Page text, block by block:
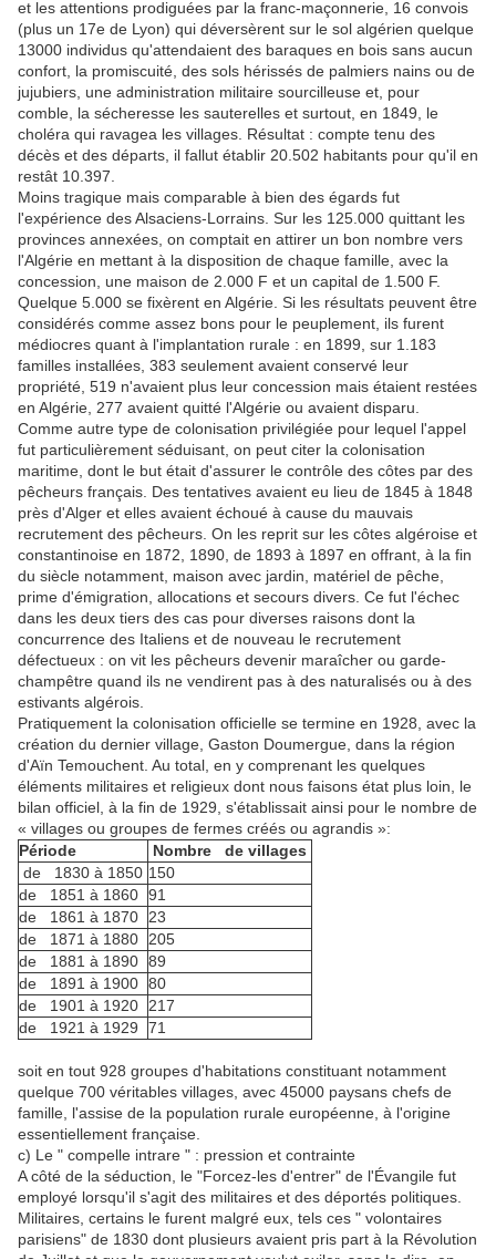
et les attentions prodiguées par la franc-maçonnerie, 16 convois
(plus un 17e de Lyon) qui déversèrent sur le sol algérien quelque
13000 individus qu'attendaient des baraques en bois sans aucun
confort, la promiscuité, des sols hérissés de palmiers nains ou de
jujubiers, une administration militaire sourcilleuse et, pour
comble, la sécheresse les sauterelles et surtout, en 1849, le
choléra qui ravagea les villages. Résultat : compte tenu des
décès et des départs, il fallut établir 20.502 habitants pour qu'il en
restât 10.397.
Moins tragique mais comparable à bien des égards fut
l'expérience des Alsaciens-Lorrains. Sur les 125.000 quittant les
provinces annexées, on comptait en attirer un bon nombre vers
l'Algérie en mettant à la disposition de chaque famille, avec la
concession, une maison de 2.000 F et un capital de 1.500 F.
Quelque 5.000 se fixèrent en Algérie. Si les résultats peuvent être
considérés comme assez bons pour le peuplement, ils furent
médiocres quant à l'implantation rurale : en 1899, sur 1.183
familles installées, 383 seulement avaient conservé leur
propriété, 519 n'avaient plus leur concession mais étaient restées
en Algérie, 277 avaient quitté l'Algérie ou avaient disparu.
Comme autre type de colonisation privilégiée pour lequel l'appel
fut particulièrement séduisant, on peut citer la colonisation
maritime, dont le but était d'assurer le contrôle des côtes par des
pêcheurs français. Des tentatives avaient eu lieu de 1845 à 1848
près d'Alger et elles avaient échoué à cause du mauvais
recrutement des pêcheurs. On les reprit sur les côtes algéroise et
constantinoise en 1872, 1890, de 1893 à 1897 en offrant, à la fin
du siècle notamment, maison avec jardin, matériel de pêche,
prime d'émigration, allocations et secours divers. Ce fut l'échec
dans les deux tiers des cas pour diverses raisons dont la
concurrence des Italiens et de nouveau le recrutement
défectueux : on vit les pêcheurs devenir maraîcher ou garde-
champêtre quand ils ne vendirent pas à des naturalisés ou à des
estivants algérois.
Pratiquement la colonisation officielle se termine en 1928, avec la
création du dernier village, Gaston Doumergue, dans la région
d'Aïn Temouchent. Au total, en y comprenant les quelques
éléments militaires et religieux dont nous faisons état plus loin, le
bilan officiel, à la fin de 1929, s'établissait ainsi pour le nombre de
« villages ou groupes de fermes créés ou agrandis »:
Période
Nombre de villages
de 1830 à 1850 150
de 1851 à 1860 91
de 1861 à 1870
23
de 1871 à 1880
205
de 1881 à 1890 89
de 1891 à 1900 80
de 1901 à 1920
217
de 1921 à 1929
71
soit en tout 928 groupes d'habitations constituant notamment
quelque 700 véritables villages, avec 45000 paysans chefs de
famille, l'assise de la population rurale européenne, à l'origine
essentiellement française.
c) Le " compelle intrare " : pression et contrainte
A côté de la séduction, le "Forcez-les d'entrer" de l'Évangile fut
employé lorsqu'il s'agit des militaires et des déportés politiques.
Militaires, certains le furent malgré eux, tels ces " volontaires
parisiens" de 1830 dont plusieurs avaient pris part à la Révolution